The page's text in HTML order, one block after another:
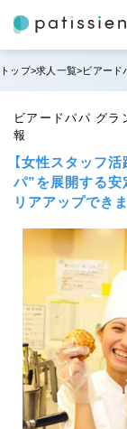
トップ 求人一覧 ビアード
ビアードパパ グラ
報
【女性スタッフ
パ”を展開する
リアアップでき